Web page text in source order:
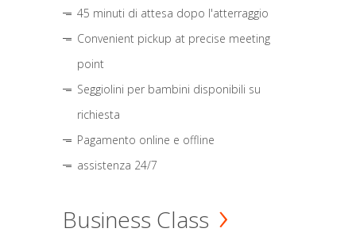
45 minuti di attesa dopo l'atterraggio
Convenient pickup at precise meeting
point
Seggiolini per bambini disponibili su
richiesta
Pagamento online e offline
assistenza 24/7
Business Class